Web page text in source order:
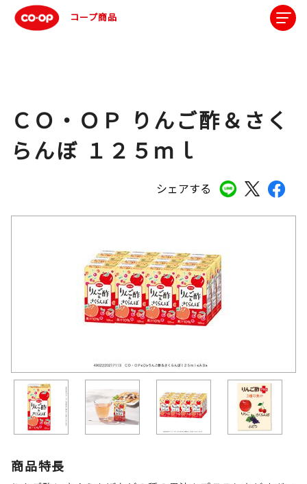
コープ商品
シェアする
ＣＯ・ＯＰ りんご酢＆さく
らんぼ １２５ｍｌ
商品特長